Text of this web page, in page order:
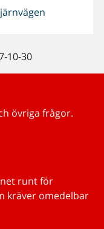
10-30
övriga frågor.
runt för
kräver omedelbar